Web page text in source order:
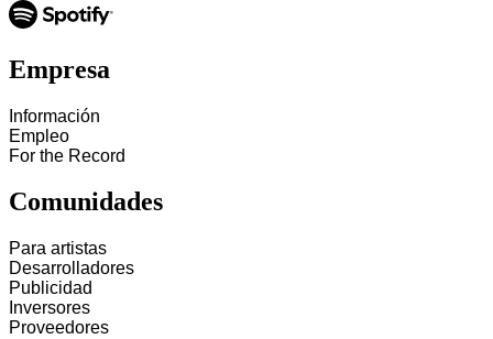
Empresa
Información
Empleo
For the Record
Comunidades
Para artistas
Desarrolladores
Publicidad
Inversores
Proveedores